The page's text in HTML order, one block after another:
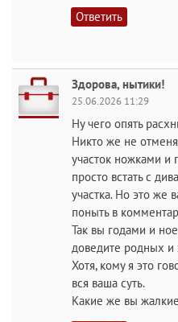
Ответить
Здорова, нытики!
25.06.2026 11:29
Ну чего опять
Никто же не
участок ножками и
просто встать с
участка. Но это же
поныть в
Так вы годами и
доведите родных и
Хотя, кому я это
вся ваша суть.
Какие же вы